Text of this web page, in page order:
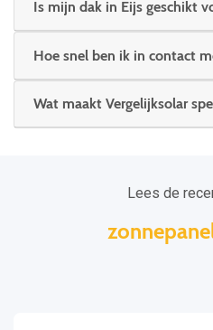
Is mijn dak in Eijs geschikt
Hoe snel ben ik in contact
Wat maakt Vergelijksolar
Lees de